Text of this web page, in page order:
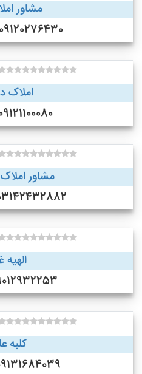
مشاور
09120276430 (ایرانشهر )
املاک
09121100080
مشاور املاک
03142432882 (نجف‌
09012932253
کلبه
09131684039